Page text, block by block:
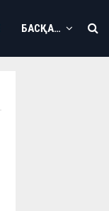
БАСҚА…